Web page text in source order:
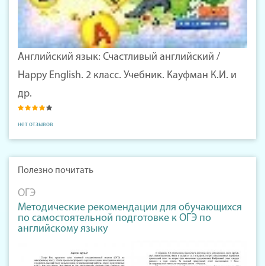
Английский язык: Счастливый английский /
Happy English. 2 класс. Учебник. Кауфман К.И. и
др.
нет отзывов
Полезно почитать
ОГЭ
Методические рекомендации для обучающихся
по самостоятельной подготовке к ОГЭ по
английскому языку